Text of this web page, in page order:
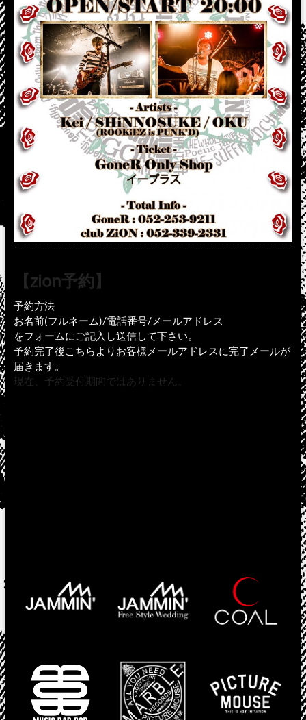
【zion予約】
予約方法
お名前(フルネーム)/電話番号/メールアドレス
をフォームにご記入し送信して下さい。
予約完了後こちらよりお客様メールアドレスに完了メールが
届きます。
現在、予約受付期間ではありません。